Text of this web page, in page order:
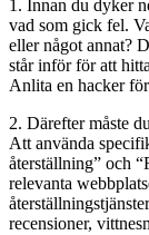
1. Innan du dyker
vad som gick fel.
eller något annat?
står inför för att
Anlita en hacker
2. Därefter måste
Att använda
återställning” och
relevanta
recensioner,